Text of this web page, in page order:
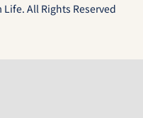
All Rights Reserved